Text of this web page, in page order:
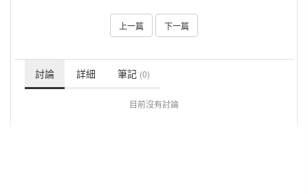
上一篇 下一篇
討論 詳細 筆記 (0)
目前沒有討論